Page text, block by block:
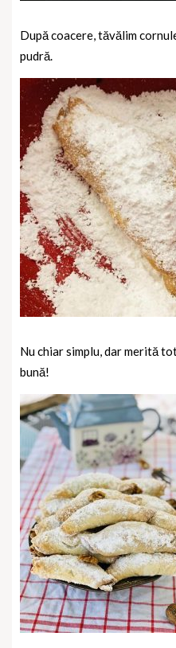
După coacere, tăvălim
pudră.
Nu chiar simplu, dar merită
bună!